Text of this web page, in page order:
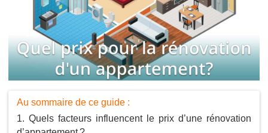
Au sommaire de ce guide :
Quels facteurs influencent le prix d’une rénovation